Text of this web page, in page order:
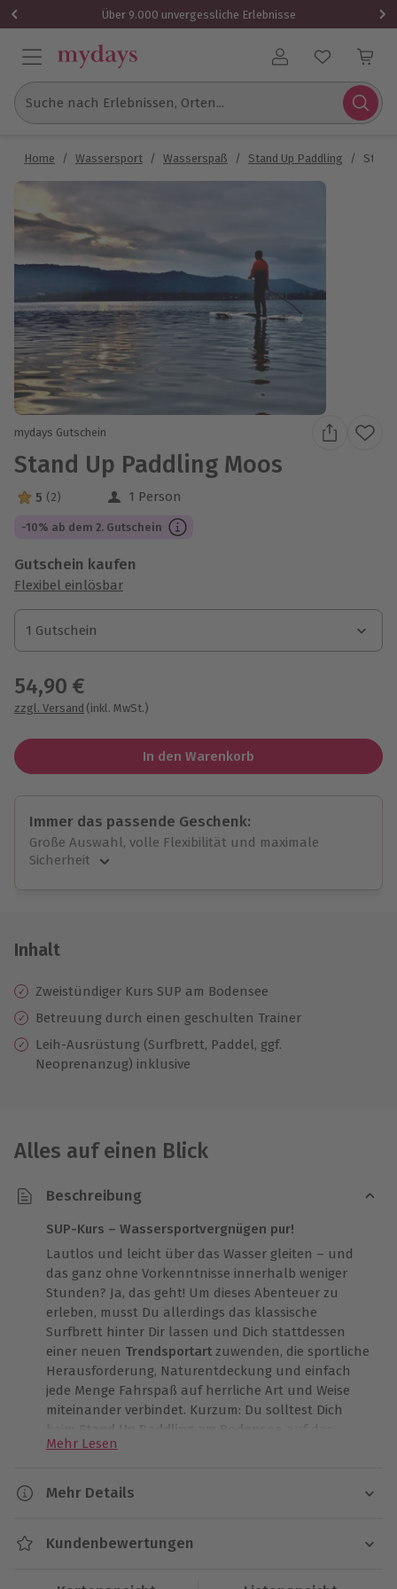
Über 9.000 unvergessliche Erlebnisse
Benutzerkonto
Suche nach Erlebnissen, Orten...
Home / Wassersport / Wasserspaß / Stand Up Paddling / Stand
mydays Gutschein
Stand Up Paddling Moos
5 Sterne von 5 aus 2 Bewertungen
5 (2) 1 Person
-10% ab dem 2. Gutschein
Gutschein kaufen
Flexibel einlösbar
1 Gutschein
1 Gutschein
1 Gutschein
54,90 €
zzgl. Versand (inkl. MwSt.)
In den Warenkorb
Immer das passende Geschenk:
Große Auswahl, volle Flexibilität und maximale
Sicherheit
Jeder Gutschein für alle Erlebnisse einlösbar.
10 Jahre gültig & verlängerbar.
Inhalt
Zweistündiger Kurs SUP am Bodensee
Betreuung durch einen geschulten Trainer
Leih-Ausrüstung (Surfbrett, Paddel, ggf.
Neoprenanzug) inklusive
Alles auf einen Blick
Beschreibung
SUP-Kurs – Wassersportvergnügen pur!
Lautlos und leicht über das Wasser gleiten – und
das ganz ohne Vorkenntnisse innerhalb weniger
Stunden? Ja, das geht! Um dieses Abenteuer zu
erleben, musst Du allerdings das klassische
Surfbrett hinter Dir lassen und Dich stattdessen
einer neuen Trendsportart zuwenden, die sportliche
Herausforderung, Naturentdeckung und einfach
jede Menge Fahrspaß auf herrliche Art und Weise
miteinander verbindet. Kurzum: Du solltest Dich
beim
Stand Up Paddling am Bodensee
auf das
Wasser wagen!
Der Einsteigerkurs SUP am Bodensee bietet Dir
anschließend im vollen Umfang auszuschöpfen.
nun konkret? Beim SUP am Bodensee stehst Du
Mehr Lesen
Mehr Details
Ca. 3 Stunden (einschließlich Einweisung und
Kundenbewertungen